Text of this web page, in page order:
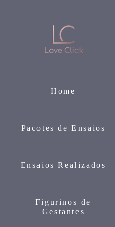
Home
Pacotes de Ensaios
Ensaios Realizados
Figurinos de
Gestantes